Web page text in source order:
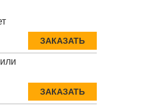
ЗАКАЗАТЬ
ЗАКАЗАТЬ